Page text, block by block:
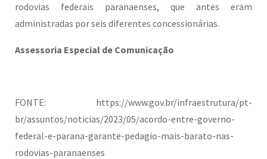
rodovias federais paranaenses, que antes eram
administradas por seis diferentes concessionárias.
Assessoria Especial de Comunicação
FONTE: https://www.gov.br/infraestrutura/pt-
br/assuntos/noticias/2023/05/acordo-entre-governo-
federal-e-parana-garante-pedagio-mais-barato-nas-
rodovias-paranaenses